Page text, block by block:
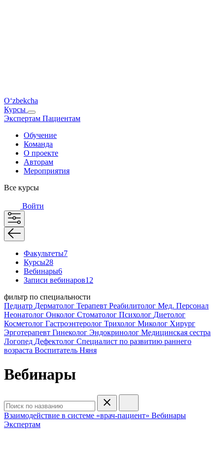
O‘zbekcha
Курсы
Экспертам Пациентам
Обучение
Команда
О проекте
Авторам
Мероприятия
Все курсы
Войти
Факультеты7
Курсы28
Вебинары6
Записи вебинаров12
фильтр по специальности
Педиатр Дерматолог Терапевт Реабилитолог Мед. Персонал
Неонатолог Онколог Стоматолог Психолог Диетолог
Косметолог Гастроэнтеролог Трихолог Миколог Хирург
Эрготерапевт Гинеколог Эндокринолог Медицинская сестра
Логопед Дефектолог Специалист по развитию раннего
возраста Воспитатель Няня
Вебинары
Взаимодействие в системе «врач-пациент» Вебинары
Экспертам